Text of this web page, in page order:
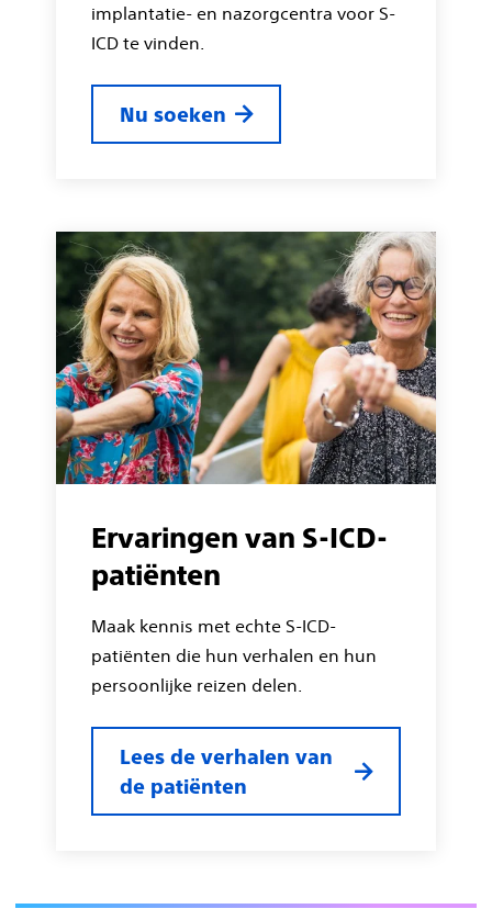
implantatie- en nazorgcentra voor S-
ICD te vinden.
Nu soeken
Ervaringen van S-ICD-
patiënten
Maak kennis met echte S-ICD-
patiënten die hun verhalen en hun
persoonlijke reizen delen.
Lees de verhalen van
de patiënten